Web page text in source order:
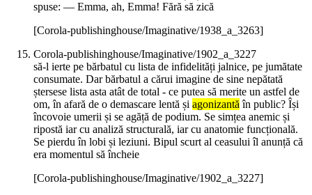
spuse: — Emma, ah, Emma! Fără să zică
[Corola-publishinghouse/Imaginative/1938_a_3263]
Corola-publishinghouse/Imaginative/1902_a_3227
să-l ierte pe bărbatul cu lista de infidelități jalnice, pe jumătate
consumate. Dar bărbatul a cărui imagine de sine nepătată
ștersese lista asta atât de total - ce putea să merite un astfel de
om, în afară de o demascare lentă și agonizantăîn public? Își
încovoie umerii și se agăță de podium. Se simțea anemic și
ripostă iar cu analiză structurală, iar cu anatomie funcțională.
Se pierdu în lobi și leziuni. Bipul scurt al ceasului îl anunță că
era momentul să încheie
[Corola-publishinghouse/Imaginative/1902_a_3227]